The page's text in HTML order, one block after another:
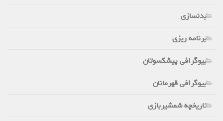
بدنسازی
برنامه ریزی
بیوگرافی پیشکسوتان
بیوگرافی قهرمانان
تاریخچه شمشیربازی